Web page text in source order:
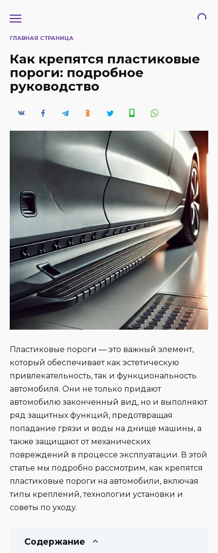
ГЛАВНАЯ СТРАНИЦА
Как крепятся пластиковые
пороги: подробное
руководство
Пластиковые пороги — это важный элемент,
который обеспечивает как эстетическую
привлекательность, так и функциональность
автомобиля. Они не только придают
автомобилю законченный вид, но и выполняют
ряд защитных функций, предотвращая
попадание грязи и воды на днище машины, а
также защищают от механических
повреждений в процессе эксплуатации. В этой
статье мы подробно рассмотрим, как крепятся
пластиковые пороги на автомобили, включая
типы креплений, технологии установки и
советы по уходу.
Содержание